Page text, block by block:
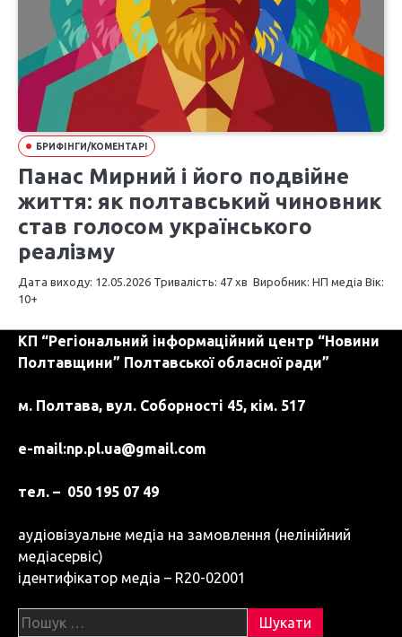
БРИФІНГИ/КОМЕНТАРІ
Панас Мирний і його подвійне
життя: як полтавський чиновник
став голосом українського
реалізму
Дата виходу: 12.05.2026 Тривалість: 47 хв Виробник: НП медіа Вік:
10+
КП “Регіональний інформаційний центр “Новини
Полтавщини” Полтавської обласної ради”
м. Полтава, вул. Соборності 45, кім. 517
e-mail:np.pl.ua@gmail.com
тел. – 050 195 07 49
аудіовізуальне медіа на замовлення (нелінійний
медіасервіс)
ідентифікатор медіа – R20-02001
Пошук: